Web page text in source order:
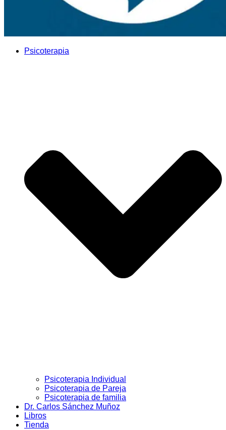
Psicoterapia
Psicoterapia Individual
Psicoterapia de Pareja
Psicoterapia de familia
Dr. Carlos Sánchez Muñoz
Libros
Tienda